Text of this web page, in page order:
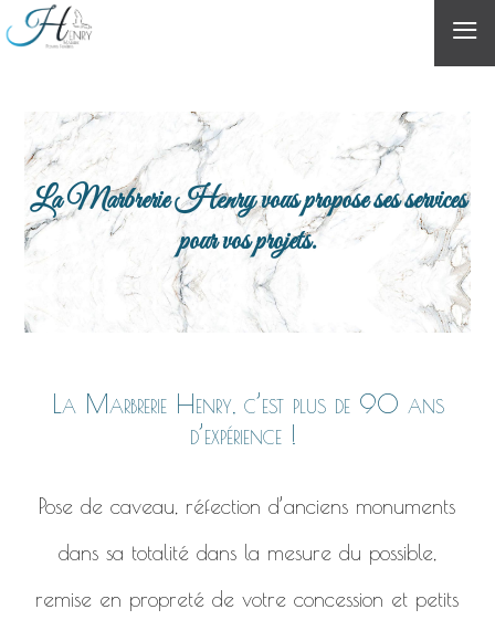
≡
La Marbrerie Henry vous propose ses services
pour vos projets.
La Marbrerie Henry, c’est plus de 90 ans
d’expérience !
Pose de caveau, réfection d’anciens monuments
dans sa totalité dans la mesure du possible,
remise en propreté de votre concession et petits